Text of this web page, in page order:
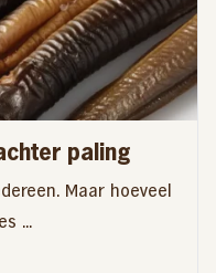
paling
Maar hoeveel
...